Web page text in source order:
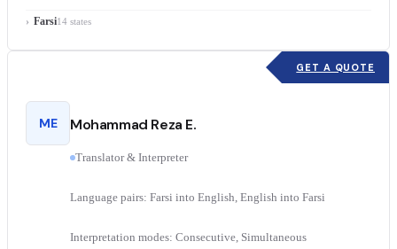
Farsi14 states
GET A QUOTE
ME Mohammad Reza E.
Translator & Interpreter
Language pairs: Farsi into English, English into Farsi
Interpretation modes: Consecutive, Simultaneous